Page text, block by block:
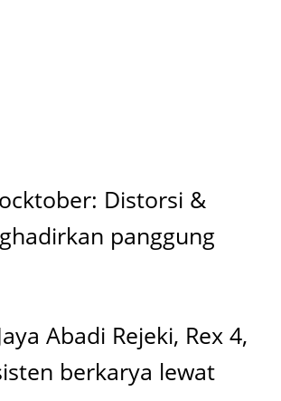
Distorsi &
panggung
Abadi Rejeki, Rex 4,
berkarya lewat